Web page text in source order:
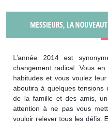
MESSIEURS, LA
L’année 2014 est
changement radical. Vous
habitudes et vous voulez
aboutira à quelques tensions
de la famille et des amis,
attention à ne pas vous
vouloir relever tous les défis.